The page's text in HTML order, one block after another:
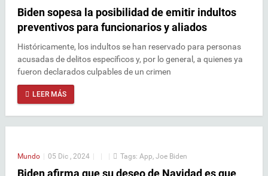
Biden sopesa la posibilidad de emitir indultos
preventivos para funcionarios y aliados
Históricamente, los indultos se han reservado para personas
acusadas de delitos específicos y, por lo general, a quienes ya
fueron declarados culpables de un crimen
LEER MÁS
Mundo | 05 Dic , 2024 | | | Tags: App Joe Biden
Biden afirma que su deseo de Navidad es que